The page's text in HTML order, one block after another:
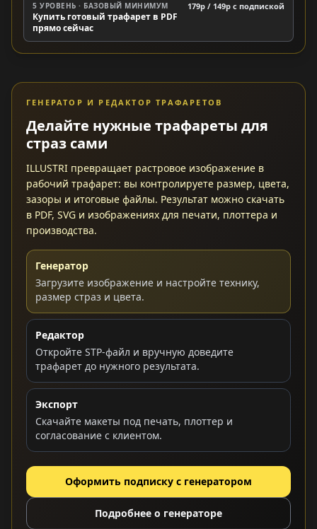
5 УРОВЕНЬ · БАЗОВЫЙ МИНИМУМ
Купить готовый трафарет в PDF
прямо сейчас
179р / 149р c подпиской
ГЕНЕРАТОР И РЕДАКТОР ТРАФАРЕТОВ
Делайте нужные трафареты для
страз сами
ILLUSTRI превращает растровое изображение в
рабочий трафарет: вы контролируете размер, цвета,
зазоры и итоговые файлы. Результат можно скачать
в PDF, SVG и изображениях для печати, плоттера и
производства.
Генератор
Загрузите изображение и настройте технику,
размер страз и цвета.
Редактор
Откройте STP-файл и вручную доведите
трафарет до нужного результата.
Экспорт
Скачайте макеты под печать, плоттер и
согласование с клиентом.
Оформить подписку с генератором
Подробнее о генераторе